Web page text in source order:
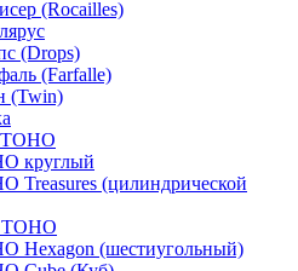
(Rocailles)
(Drops)
(Farfalle)
(Twin)
круглый
Treasures (цилиндрической
TOHO
Hexagon (шестиугольный)